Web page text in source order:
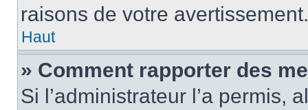
raisons de votre avertissement.
Haut
» Comment rapporter des
Si l’administrateur l’a permis,